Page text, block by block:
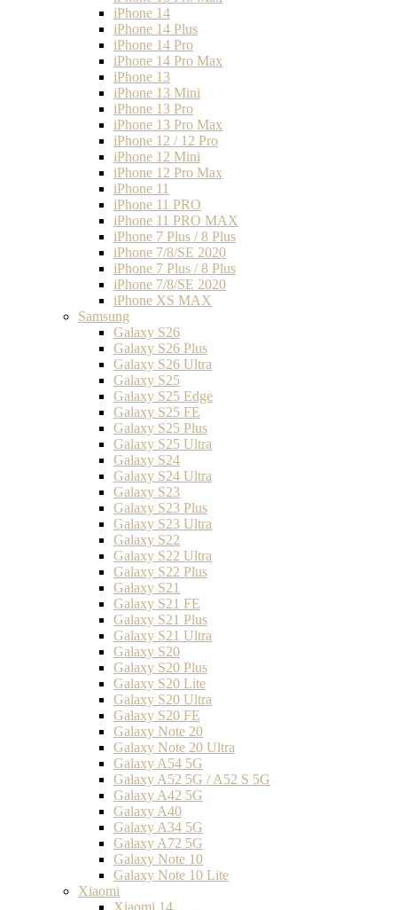
iPhone 14
iPhone 14 Plus
iPhone 14 Pro
iPhone 14 Pro Max
iPhone 13
iPhone 13 Mini
iPhone 13 Pro
iPhone 13 Pro Max
iPhone 12 / 12 Pro
iPhone 12 Mini
iPhone 12 Pro Max
iPhone 11
iPhone 11 PRO
iPhone 11 PRO MAX
iPhone 7 Plus / 8 Plus
iPhone 7/8/SE 2020
iPhone 7 Plus / 8 Plus
iPhone 7/8/SE 2020
iPhone XS MAX
Samsung
Galaxy S26
Galaxy S26 Plus
Galaxy S26 Ultra
Galaxy S25
Galaxy S25 Edge
Galaxy S25 FE
Galaxy S25 Plus
Galaxy S25 Ultra
Galaxy S24
Galaxy S24 Ultra
Galaxy S23
Galaxy S23 Plus
Galaxy S23 Ultra
Galaxy S22
Galaxy S22 Ultra
Galaxy S22 Plus
Galaxy S21
Galaxy S21 FE
Galaxy S21 Plus
Galaxy S21 Ultra
Galaxy S20
Galaxy S20 Plus
Galaxy S20 Lite
Galaxy S20 Ultra
Galaxy S20 FE
Galaxy Note 20
Galaxy Note 20 Ultra
Galaxy A54 5G
Galaxy A52 5G / A52 S 5G
Galaxy A42 5G
Galaxy A40
Galaxy A34 5G
Galaxy A72 5G
Galaxy Note 10
Galaxy Note 10 Lite
Xiaomi
Xiaomi 14